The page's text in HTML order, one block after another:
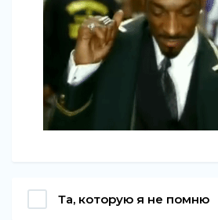
Та, которую я не помню